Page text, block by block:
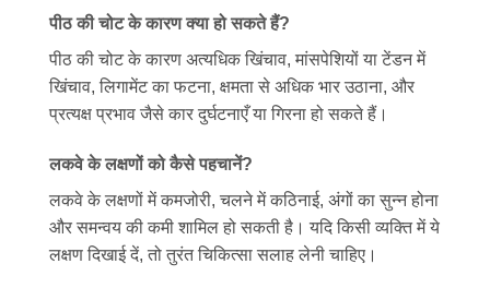
पीठ की चोट के कारण क्या हो सकते हैं?
पीठ की चोट के कारण अत्यधिक खिंचाव, मांसपेशियों या टेंडन में
खिंचाव, लिगामेंट का फटना, क्षमता से अधिक भार उठाना, और
प्रत्यक्ष प्रभाव जैसे कार दुर्घटनाएँ या गिरना हो सकते हैं।
लकवे के लक्षणों को कैसे पहचानें?
लकवे के लक्षणों में कमजोरी, चलने में कठिनाई, अंगों का सुन्न होना
और समन्वय की कमी शामिल हो सकती है। यदि किसी व्यक्ति में ये
लक्षण दिखाई दें, तो तुरंत चिकित्सा सलाह लेनी चाहिए।